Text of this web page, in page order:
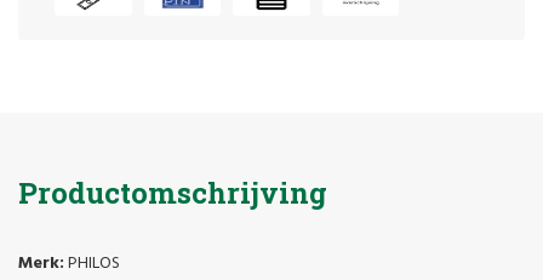
Productomschrijving
Merk:PHILOS